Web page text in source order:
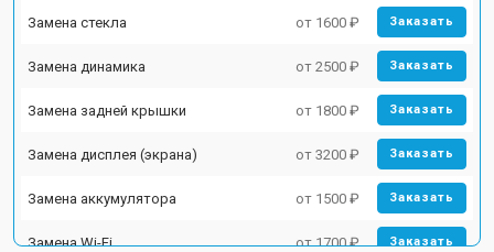
Замена стекла от 1600 ₽ Заказать
Замена динамика от 2500 ₽ Заказать
Замена задней крышки от 1800 ₽ Заказать
Замена дисплея (экрана) от 3200 ₽ Заказать
Замена аккумулятора от 1500 ₽ Заказать
Замена Wi-Fi от 1700 ₽ Заказать